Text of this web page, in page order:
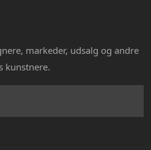
markeder, udsalg og andre
kunstnere.